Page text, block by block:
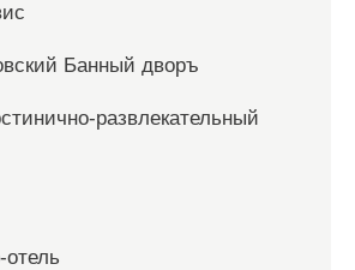
Банный дворъ
развлекательный
отель